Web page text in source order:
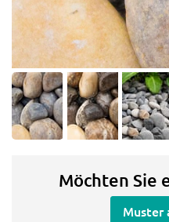
Möchten Sie
Muster